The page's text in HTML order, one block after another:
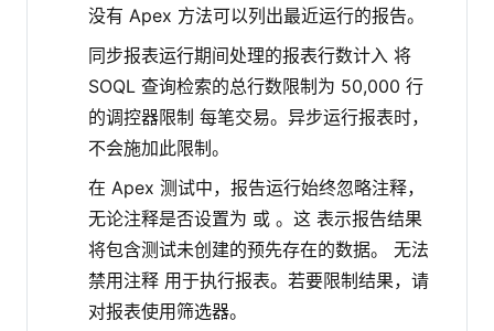
没有 Apex 方法可以列出最近运行的报告。
同步报表运行期间处理的报表行数计入 将
SOQL 查询检索的总行数限制为 50,000 行
的调控器限制 每笔交易。异步运行报表时，
不会施加此限制。
在 Apex 测试中，报告运行始终忽略注释，
无论注释是否设置为 或 。这 表示报告结果
将包含测试未创建的预先存在的数据。 无法
禁用注释 用于执行报表。若要限制结果，请
对报表使用筛选器。